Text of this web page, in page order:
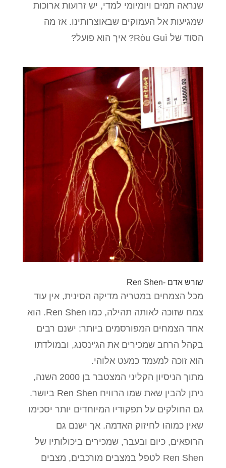
שנראה תמים ויומיומי למדי, יש זרועות ארוכות
שמגיעות אל העמוקים שבאוצרותינו. אז מה
הסוד של Ròu Guì? איך הוא פועל?
שורש אדם -Ren Shen
מכל הצמחים במטריה מדיקה הסינית, אין עוד
צמח שזוכה לאותה תהילה, כמו Ren Shen. הוא
אחד הצמחים המפורסמים ביותר: ישנם רבים
בקהל הרחב שמכירים את הג'ינסנג, ובמולדתו
הוא זוכה למעמד כמעט אלוהי.
מתוך הניסיון הקליני המצטבר בן 2000 השנה,
ניתן להבין שאת שמו הרוויח Ren Shen ביושר.
גם החולקים על תפקודיו המיוחדים יותר יסכימו
שאין כמוהו לחיזוק האדמה. אך ישנם גם
הרופאים, כיום ובעבר, שמכירים ביכולותיו של
Ren Shen לטפל במצבים מורכבים, מצבים